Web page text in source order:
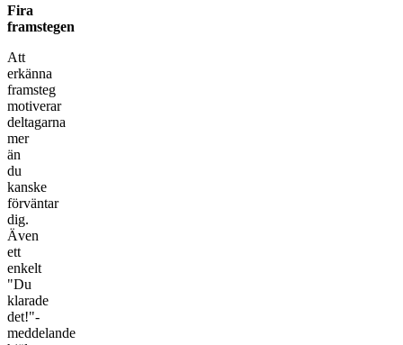
Fira
framstegen
Att
erkänna
framsteg
motiverar
deltagarna
mer
än
du
kanske
förväntar
dig.
Även
ett
enkelt
"Du
klarade
det!"-
meddelande